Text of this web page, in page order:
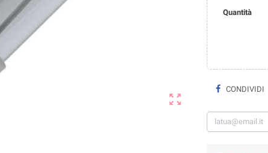

Quantità
CONDIVIDI